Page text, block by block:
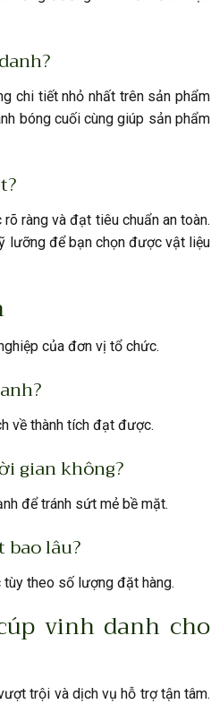
chi tiết nhỏ nhất trên sản phẩm
bóng cuối cùng giúp sản phẩm
ràng và đạt tiêu chuẩn an toàn.
lưỡng để bạn chọn được vật liệu
của đơn vị tổ chức.
về thành tích đạt được.
gian không?
để tránh sứt mẻ bề mặt.
lâu?
tùy theo số lượng đặt hàng.
vinh danh cho
trội và dịch vụ hỗ trợ tận tâm.